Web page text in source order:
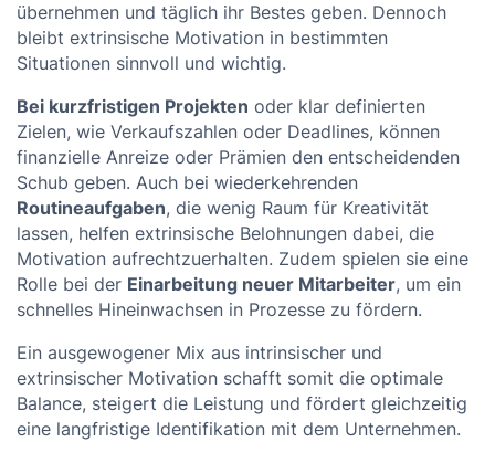
übernehmen und täglich ihr Bestes geben. Dennoch
bleibt extrinsische Motivation in bestimmten
Situationen sinnvoll und wichtig.
Bei kurzfristigen Projekten oder klar definierten
Zielen, wie Verkaufszahlen oder Deadlines, können
finanzielle Anreize oder Prämien den entscheidenden
Schub geben. Auch bei wiederkehrenden
Routineaufgaben, die wenig Raum für Kreativität
lassen, helfen extrinsische Belohnungen dabei, die
Motivation aufrechtzuerhalten. Zudem spielen sie eine
Rolle bei der Einarbeitung neuer Mitarbeiter, um ein
schnelles Hineinwachsen in Prozesse zu fördern.
Ein ausgewogener Mix aus intrinsischer und
extrinsischer Motivation schafft somit die optimale
Balance, steigert die Leistung und fördert gleichzeitig
eine langfristige Identifikation mit dem Unternehmen.